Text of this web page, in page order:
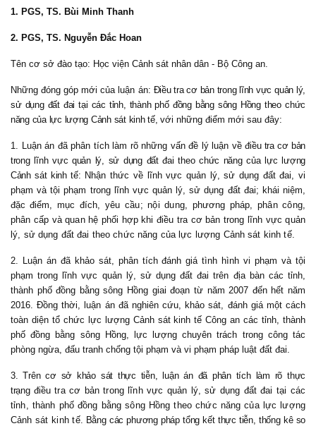
1. PGS, TS. Bùi Minh Thanh
2. PGS, TS. Nguyễn Đắc Hoan
Tên cơ sở đào tạo: Học viện Cảnh sát nhân dân - Bộ Công an.
Những đóng góp mới của luận án: Điều tra cơ bản trong lĩnh vực quản lý,
sử dụng đất đai tại các tỉnh, thành phố đồng bằng sông Hồng theo chức
năng của lực lượng Cảnh sát kinh tế, với những điểm mới sau đây:
1. Luận án đã phân tích làm rõ những vấn đề lý luận vềđiều tra cơ bản
trong lĩnh vực quản lý, sử dụng đất đai theo chức năng của lực lượng
Cảnh sát kinh tế: Nhận thức về lĩnh vực quản lý, sử dụng đất đai, vi
phạm và tội phạm trong lĩnh vực quản lý, sử dụng đất đai; khái niệm,
đặc điểm, mục đích, yêu cầu; nội dung, phương pháp, phân công,
phân cấp và quan hệ phối hợp khi điều tra cơ bản trong lĩnh vực quản
lý, sử dụng đất đai theo chức năng của lực lượng Cảnh sát kinh tế.
2. Luận án đã khảo sát, phân tích đánh giá tình hình vi phạm và tội
phạm trong lĩnh vực quản lý, sử dụng đất đai trên địa bàn các tỉnh,
thành phố đồng bằng sông Hồng giai đoạn từ năm 2007 đến hết năm
2016. Đồng thời, luận án đã nghiên cứu, khảo sát, đánh giá một cách
toàn diện tổ chức lực lượng Cảnh sát kinh tế Công an các tỉnh, thành
phố đồng bằng sông Hồng, lực lượng chuyên trách trong công tác
phòng ngừa, đấu tranh chống tội phạm và vi phạm pháp luật đất đai.
3. Trên cơ sở khảo sát thực tiễn, luận án đã phân tích làm rõ thực
trạng điều tra cơ bản trong lĩnh vực quản lý, sử dụng đất đai tại các
tỉnh, thành phố đồng bằng sông Hồng theo chức năng của lực lượng
Cảnh sát kinh tế. Bằng các phương pháp tổng kết thực tiễn, thống kê so